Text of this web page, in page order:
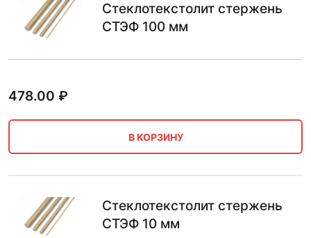
Стеклотекстолит стержень
СТЭФ 100 мм
478.00 ₽
В КОРЗИНУ
Стеклотекстолит стержень
СТЭФ 10 мм